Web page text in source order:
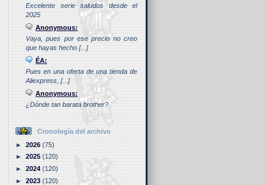
Excelente serie saludos desde el
2025
Anonymous:
Vaya, pues por ese precio no creo
que hayas hecho [...]
ÉA:
Pues en una oferta de una tienda de
Aliexpress, [...]
Anonymous:
¿Dónde tan barata brother?
Cronología del archivo
►2026(75)
►2025(120)
►2024(120)
►2023(120)